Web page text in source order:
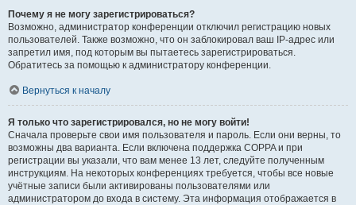
Почему я не могу зарегистрироваться?
Возможно, администратор конференции отключил регистрацию новых
пользователей. Также возможно, что он заблокировал ваш IP-адрес или
запретил имя, под которым вы пытаетесь зарегистрироваться.
Обратитесь за помощью к администратору конференции.
Вернуться к началу
Я только что зарегистрировался, но не могу войти!
Сначала проверьте свои имя пользователя и пароль. Если они верны, то
возможны два варианта. Если включена поддержка COPPA и при
регистрации вы указали, что вам менее 13 лет, следуйте полученным
инструкциям. На некоторых конференциях требуется, чтобы все новые
учётные записи были активированы пользователями или
администратором до входа в систему. Эта информация отображается в